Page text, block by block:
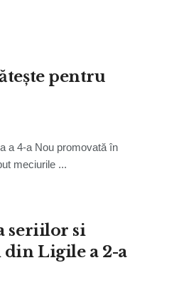
pentru
a 4-a Nou promovată în
meciurile ...
seriilor si
Ligile a 2-a